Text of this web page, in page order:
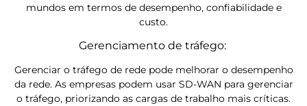
mundos em termos de desempenho, confiabilidade e
custo.
Gerenciamento de tráfego:
Gerenciar o tráfego de rede pode melhorar o desempenho
da rede. As empresas podem usar SD-WAN para gerenciar
o tráfego, priorizando as cargas de trabalho mais críticas.